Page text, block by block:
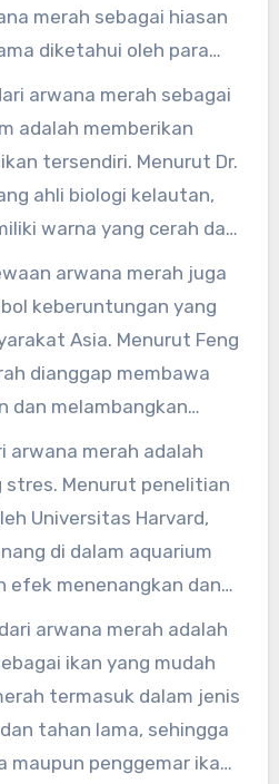
merah sebagai hiasan
diketahui oleh para
Dengan warna merah
merah menjadi pilihan
aquarium di rumah
kantor.
arwana merah sebagai
adalah memberikan
tersendiri. Menurut Dr.
ahli biologi kelautan,
warna yang cerah dan
menambah estetika
pada aquarium.”
arwana merah juga
keberuntungan yang
Asia. Menurut Feng
dianggap membawa
dan melambangkan
karena itu, banyak orang
merah sebagai upaya
rezeki dan
arwana merah adalah
stres. Menurut penelitian
Universitas Harvard,
di dalam aquarium
efek menenangkan dan
seseorang. Dengan
di dalam aquarium,
ketenangan dan
mengurangi stres
hari.
arwana merah adalah
ikan yang mudah
termasuk dalam jenis
tahan lama, sehingga
maupun penggemar ikan